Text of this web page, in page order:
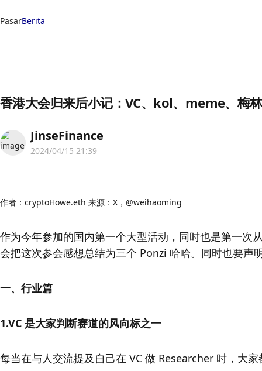
PasarBerita
香港大会归来后小记：VC、kol、meme、梅林
JinseFinance
2024/04/15 21:39
作者：cryptoHowe.eth 来源：X，@weihaoming
作为今年参加的国内第一个大型活动，同时也是第一次
会把这次参会感想总结为三个 Ponzi 哈哈。同时也要声
一、 行业篇
1.VC 是大家判断赛道的风向标之一
每当在与人交流提及自己在 VC 做 Researcher 时，大